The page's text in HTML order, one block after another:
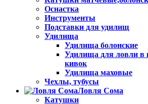
Оснастка
Инструменты
Подставки для удилищ
Удилища
Удилища болонские
Удилища для ловли
кивок
Удилища маховые
Чехлы, тубусы
Ловля Сома
Катушки